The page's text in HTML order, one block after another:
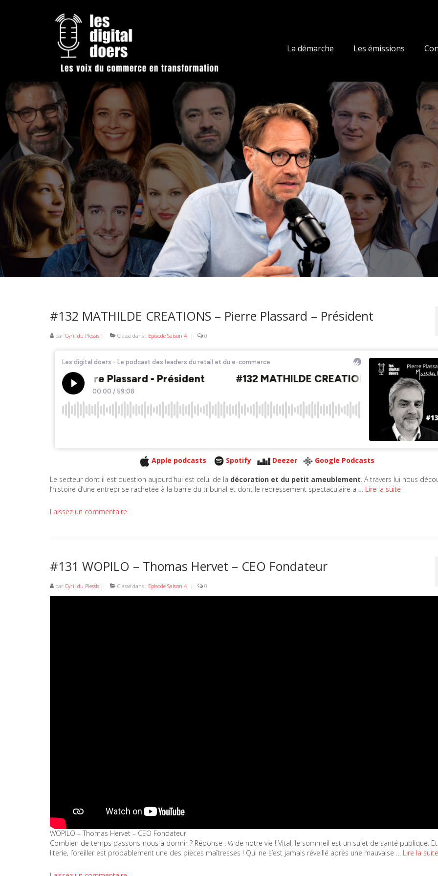
La démarche Les émissions
#132 MATHILDE CREATIONS – Pierre Plassard – Président
par Cyril du Plessis | Classé dans : Episode Saison 4 | 0
Apple podcasts Spotify Deezer Google Podcasts
Le secteur dont il est question aujourd’hui est celui de la décoration et du petit ameublement . A travers lui nous
l’histoire d’une entreprise rachetée à la barre du tribunal et dont le redressement spectaculaire a … Lire la suite
Laissez un commentaire
#131 WOPILO – Thomas Hervet – CEO Fondateur
par Cyril du Plessis | Classé dans : Episode Saison 4 | 0
WOPILO – Thomas Hervet – CEO Fondateur
Combien de temps passons-nous à dormir ? Réponse : ⅓ de notre vie ! Vital, le sommeil est un sujet de santé publique.
literie, l’oreiller est probablement une des pièces maîtresses ! Qui ne s’est jamais réveillé après une mauvaise … Lire la suite